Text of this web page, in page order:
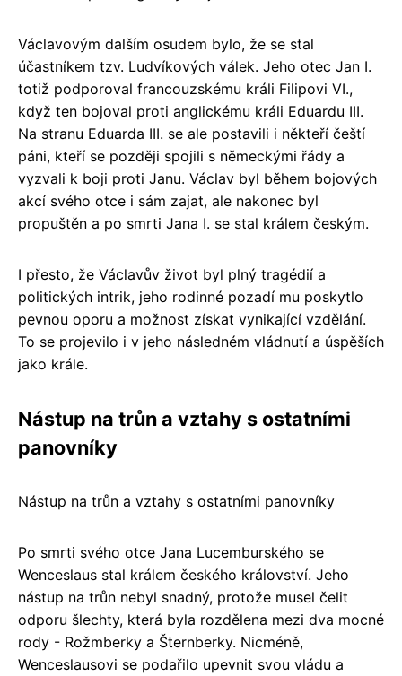
Václavovým dalším osudem bylo, že se stal
účastníkem tzv. Ludvíkových válek. Jeho otec Jan I.
totiž podporoval francouzskému králi Filipovi VI.,
když ten bojoval proti anglickému králi Eduardu III.
Na stranu Eduarda III. se ale postavili i někteří čeští
páni, kteří se později spojili s německými řády a
vyzvali k boji proti Janu. Václav byl během bojových
akcí svého otce i sám zajat, ale nakonec byl
propuštěn a po smrti Jana I. se stal králem českým.
I přesto, že Václavův život byl plný tragédií a
politických intrik, jeho rodinné pozadí mu poskytlo
pevnou oporu a možnost získat vynikající vzdělání.
To se projevilo i v jeho následném vládnutí a úspěších
jako krále.
Nástup na trůn a vztahy s ostatními
panovníky
Nástup na trůn a vztahy s ostatními panovníky
Po smrti svého otce Jana Lucemburského se
Wenceslaus stal králem českého království. Jeho
nástup na trůn nebyl snadný, protože musel čelit
odporu šlechty, která byla rozdělena mezi dva mocné
rody - Rožmberky a Šternberky. Nicméně,
Wenceslausovi se podařilo upevnit svou vládu a